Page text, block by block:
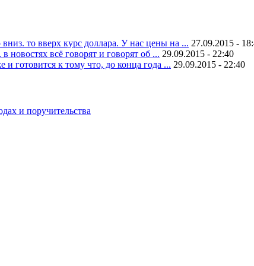
то вверх курс доллара. У нас цены на ... 27.09.2015 -
новостях всё говорят и говорят об ... 29.09.2015 - 22:40
и готовится к тому что, до конца года ... 29.09.2015 - 22:40
и поручительства